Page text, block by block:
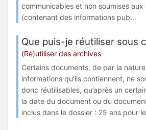
communicables et non soumises aux
(contenant des informations pub...
Que puis-je réutiliser sous
(Ré)utiliser des archives
Certains documents, de par la
informations qu’ils contiennent, ne
donc réutilisables, qu’après un
la date du document ou du
inclus dans le dossier : 25 ans pour